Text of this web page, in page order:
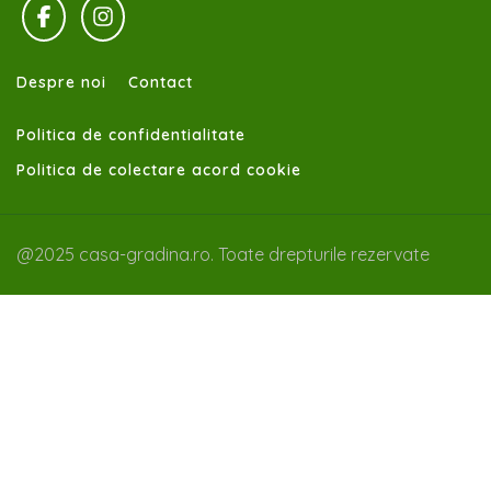
Despre noi Contact
Politica de confidentialitate
Politica de colectare acord cookie
@2025 casa-gradina.ro. Toate drepturile rezervate